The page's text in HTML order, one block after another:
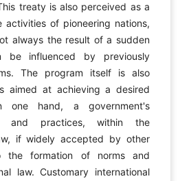
treaty is also perceived as a
activities of pioneering nations,
always the result of a sudden
be influenced by previously
The program itself is also
aimed at achieving a desired
one hand, a government's
and practices, within the
if widely accepted by other
the formation of norms and
law. Customary international